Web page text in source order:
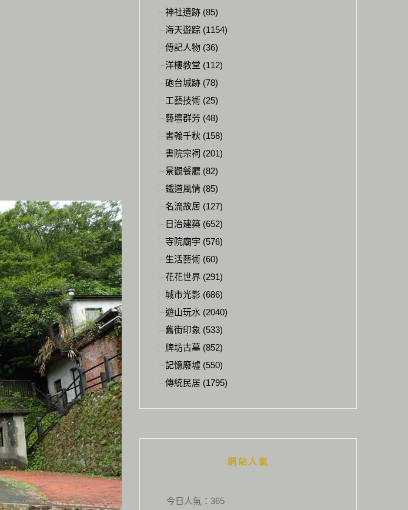
神社遺跡 (85)
海天遊踪 (1154)
傳記人物 (36)
洋樓教堂 (112)
砲台城跡 (78)
工藝技術 (25)
藝壇群芳 (48)
書翰千秋 (158)
書院宗祠 (201)
景觀餐廳 (82)
鐵道風情 (85)
名流故居 (127)
日治建築 (652)
寺院廟宇 (576)
生活藝術 (60)
花花世界 (291)
城市光影 (686)
遊山玩水 (2040)
舊街印象 (533)
牌坊古墓 (852)
記憶廢墟 (550)
傳統民居 (1795)
網站人氣
今日人氣： 365